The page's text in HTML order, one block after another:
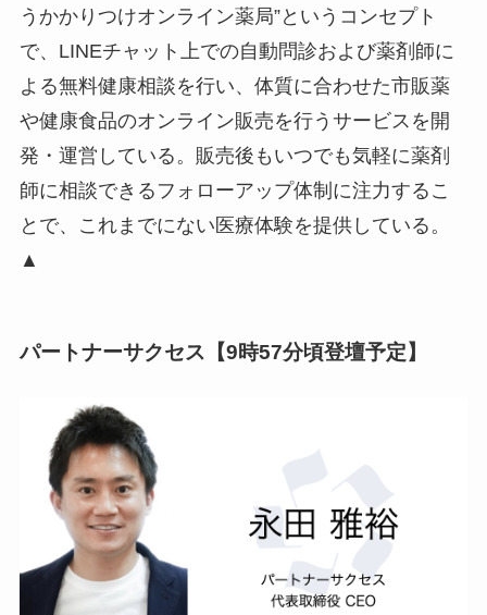
うかかりつけオンライン薬局”というコンセプト
で、LINEチャット上での自動問診および薬剤師に
よる無料健康相談を行い、体質に合わせた市販薬
や健康食品のオンライン販売を行うサービスを開
発・運営している。販売後もいつでも気軽に薬剤
師に相談できるフォローアップ体制に注力するこ
とで、これまでにない医療体験を提供している。
▲
パートナーサクセス【9時57分頃登壇予定】